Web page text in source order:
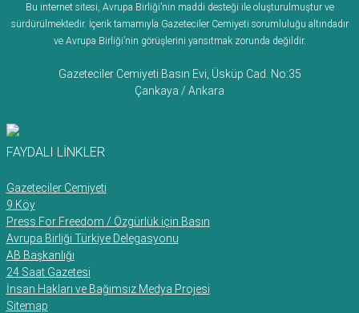
Bu internet sitesi, Avrupa Birliği’nin maddi desteği ile oluşturulmuştur ve
sürdürülmektedir. İçerik tamamıyla Gazeteciler Cemiyeti sorumluluğu altındadır
ve Avrupa Birliği’nin görüşlerini yansıtmak zorunda değildir.
Gazeteciler Cemiyeti Basın Evi, Üsküp Cad. No:35
Çankaya / Ankara
FAYDALI LİNKLER
Gazeteciler Cemiyeti
9.Köy
Press For Freedom / Özgürlük için Basın
Avrupa Birliği Türkiye Delegasyonu
AB Başkanlığı
24 Saat Gazetesi
İnsan Hakları ve Bağımsız Medya Projesi
Sitemap